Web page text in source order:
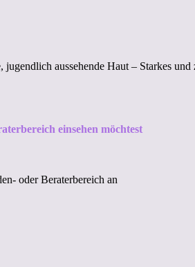
jugendlich aussehende Haut – Starkes
einsehen möchtest
oder Beraterbereich an